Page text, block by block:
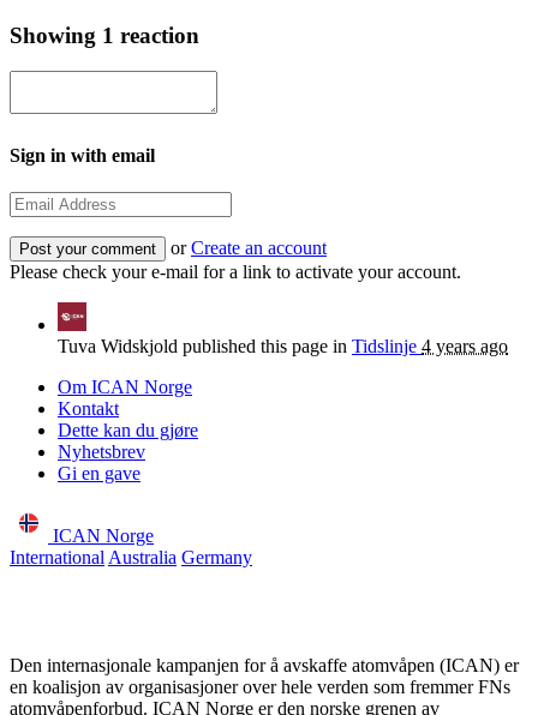
Showing 1 reaction
Sign in with email
orCreate an account
Please check your e-mail for a link to activate your account.
Tuva Widskjold published this page in Tidslinje 4 years ago
Om ICAN Norge
Kontakt
Dette kan du gjøre
Nyhetsbrev
Gi en gave
ICAN Norge
International Australia Germany
Den internasjonale kampanjen for å avskaffe atomvåpen (ICAN) er
en koalisjon av organisasjoner over hele verden som fremmer FNs
atomvåpenforbud. ICAN Norge er den norske grenen av